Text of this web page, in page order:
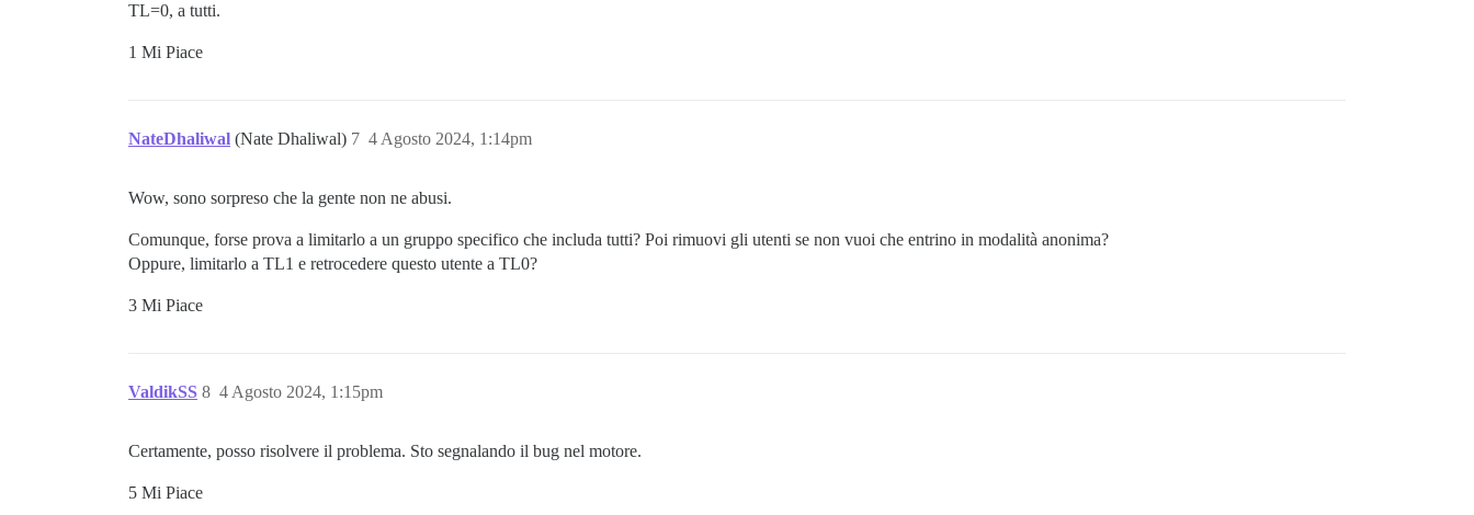
TL=0, a tutti.
1 Mi Piace
NateDhaliwal (Nate Dhaliwal) 4 Agosto 2024, 1:14pm
7
Wow, sono sorpreso che la gente non ne abusi.
Comunque, forse prova a limitarlo a un gruppo specifico che includa tutti? Poi rimuovi gli utenti se non vuoi che entrino in modalità anonima?
Oppure, limitarlo a TL1 e retrocedere questo utente a TL0?
3 Mi Piace
ValdikSS 4 Agosto 2024, 1:15pm
8
Certamente, posso risolvere il problema. Sto segnalando il bug nel motore.
5 Mi Piace